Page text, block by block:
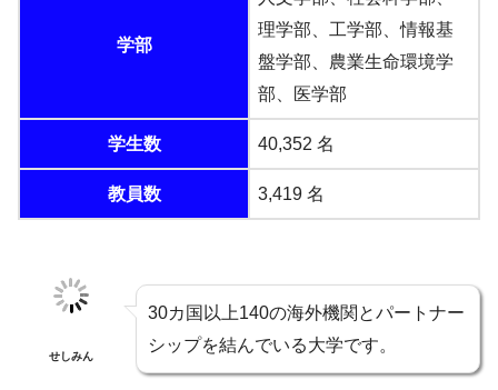
学部
理学部、工学部、情報基
盤学部、農業生命環境学
部、医学部
学生数 40,352 名
教員数 3,419 名
せしみん
30カ国以上140の海外機関とパートナー
シップを結んでいる大学です。